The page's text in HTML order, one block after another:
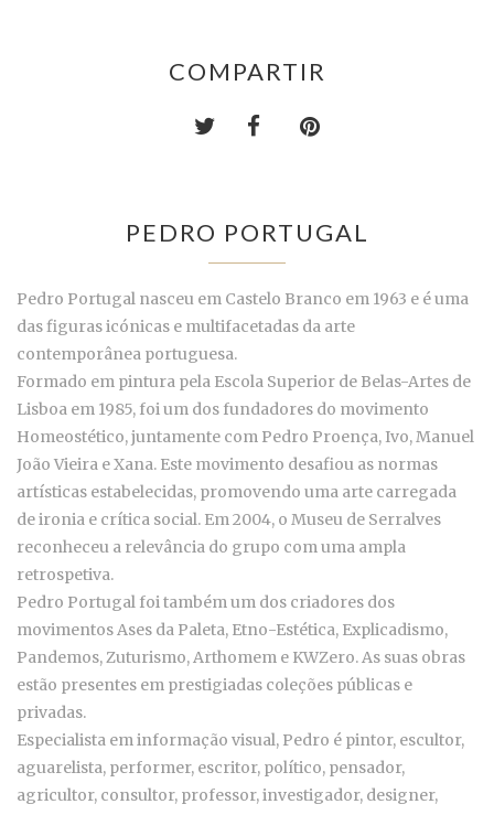
COMPARTIR
PEDRO PORTUGAL
Pedro Portugal nasceu em Castelo Branco em 1963 e é uma
das figuras icónicas e multifacetadas da arte
contemporânea portuguesa.
Formado em pintura pela Escola Superior de Belas-Artes de
Lisboa em 1985, foi um dos fundadores do movimento
Homeostético, juntamente com Pedro Proença, Ivo, Manuel
João Vieira e Xana. Este movimento desafiou as normas
artísticas estabelecidas, promovendo uma arte carregada
de ironia e crítica social. Em 2004, o Museu de Serralves
reconheceu a relevância do grupo com uma ampla
retrospetiva.
Pedro Portugal foi também um dos criadores dos
movimentos Ases da Paleta, Etno-Estética, Explicadismo,
Pandemos, Zuturismo, Arthomem e KWZero. As suas obras
estão presentes em prestigiadas coleções públicas e
privadas.
Especialista em informação visual, Pedro é pintor, escultor,
aguarelista, performer, escritor, político, pensador,
agricultor, consultor, professor, investigador, designer,